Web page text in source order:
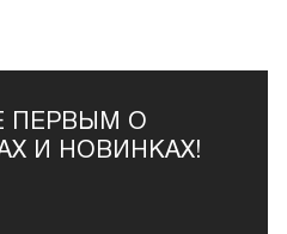
ПЕРВЫМ О
И НОВИНКАХ!